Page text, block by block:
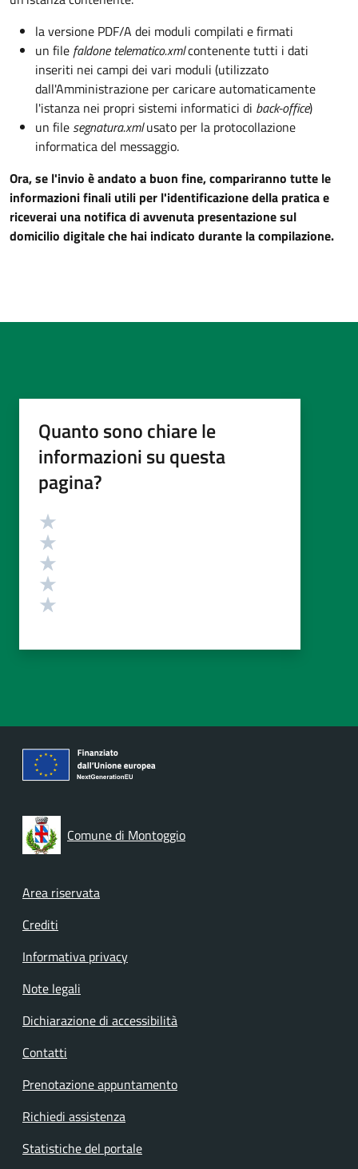
la versione PDF/A dei moduli compilati e firmati
un file faldone telematico.xmlcontenente tutti i dati
inseriti nei campi dei vari moduli (utilizzato
dall'Amministrazione per caricare automaticamente
l'istanza nei propri sistemi informatici di back-office)
un file segnatura.xmlusato per la protocollazione
informatica del messaggio.
Ora, se l'invio è andato a buon fine, compariranno tutte le
informazioni finali utili per l'identificazione della pratica e
riceverai una notifica di avvenuta presentazione sul
domicilio digitale che hai indicato durante la compilazione.
Quanto sono chiare le
informazioni su questa
pagina?
Valutazione
Comune di Montoggio
Footer menu
Area riservata
Crediti
Informativa privacy
Note legali
Dichiarazione di accessibilità
Contatti
Prenotazione appuntamento
Richiedi assistenza
Statistiche del portale